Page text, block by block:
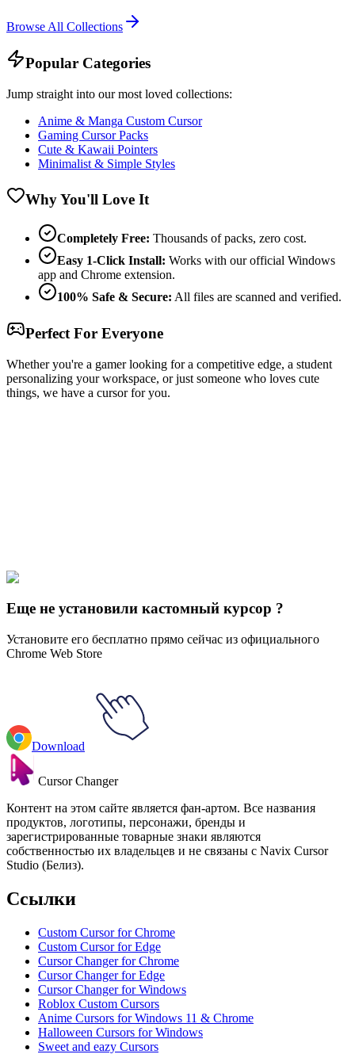
Browse All Collections
Popular Categories
Jump straight into our most loved collections:
Anime & Manga Custom Cursor
Gaming Cursor Packs
Cute & Kawaii Pointers
Minimalist & Simple Styles
Why You'll Love It
Completely Free: Thousands of packs, zero cost.
Easy 1-Click Install: Works with our official Windows
app and Chrome extension.
100% Safe & Secure: All files are scanned and verified.
Perfect For Everyone
Whether you're a gamer looking for a competitive edge, a student
personalizing your workspace, or just someone who loves cute
things, we have a cursor for you.
🚀 For Browser
Еще не установили кастомный курсор ?
Установите его бесплатно прямо сейчас из официального
Chrome Web Store
Download
Cursor Changer
Контент на этом сайте является фан-артом. Все названия
продуктов, логотипы, персонажи, бренды и
зарегистрированные товарные знаки являются
собственностью их владельцев и не связаны с Navix Cursor
Studio (Белиз).
Ссылки
Custom Cursor for Chrome
Custom Cursor for Edge
Cursor Changer for Chrome
Cursor Changer for Edge
Cursor Changer for Windows
Roblox Custom Cursors
Anime Cursors for Windows 11 & Chrome
Halloween Cursors for Windows
Sweet and eazy Cursors